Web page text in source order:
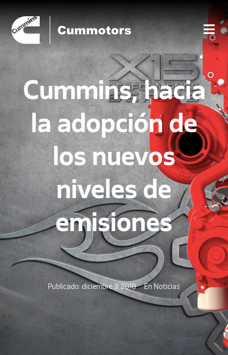
Cummins, hacia
la adopción de
los nuevos
niveles de
emisiones
Publicado: diciembre 3, 2018 En Noticias